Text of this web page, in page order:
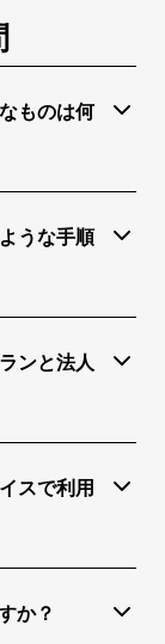
ものは何
うな手順
する」をク
ます。
メールが届き
ンと法人
企業・団体等
ランは複数ア
ウント以上か
の種類や、使
スで利用
ん。複数のデ
か？